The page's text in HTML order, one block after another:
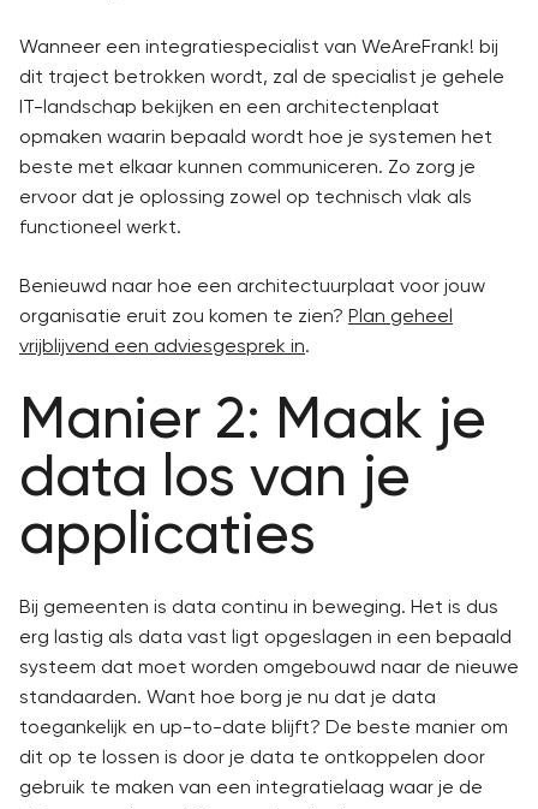
Wanneer een integratiespecialist van WeAreFrank! bij
dit traject betrokken wordt, zal de specialist je gehele
IT-landschap bekijken en een architectenplaat
opmaken waarin bepaald wordt hoe je systemen het
beste met elkaar kunnen communiceren. Zo zorg je
ervoor dat je oplossing zowel op technisch vlak als
functioneel werkt.
Benieuwd naar hoe een architectuurplaat voor jouw
organisatie eruit zou komen te zien? Plan geheel
vrijblijvend een adviesgesprek in.
Manier 2: Maak je
data los van je
applicaties
Bij gemeenten is data continu in beweging. Het is dus
erg lastig als data vast ligt opgeslagen in een bepaald
systeem dat moet worden omgebouwd naar de nieuwe
standaarden. Want hoe borg je nu dat je data
toegankelijk en up-to-date blijft? De beste manier om
dit op te lossen is door je data te ontkoppelen door
gebruik te maken van een integratielaag waar je de